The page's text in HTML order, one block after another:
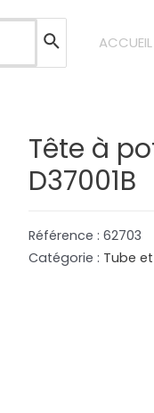
ACCUEIL
Tête à
D37001B
Référence :62703
Catégorie : Tube